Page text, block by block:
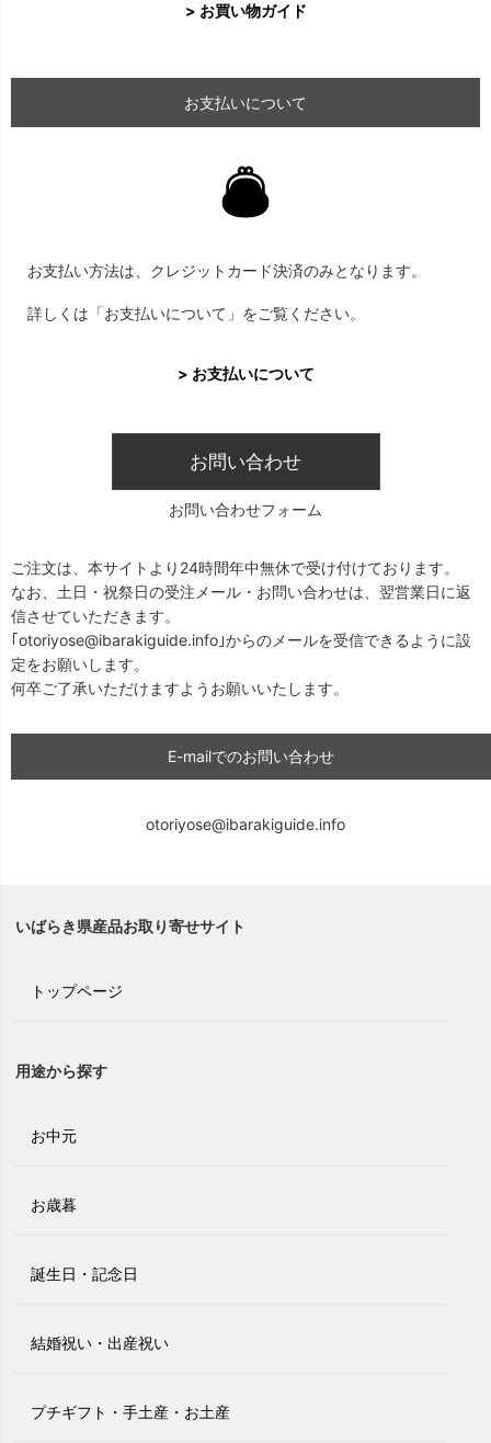
> お買い物ガイド
お支払いについて
お支払い方法は、クレジットカード決済のみとなります。
詳しくは「お支払いについて」をご覧ください。
> お支払いについて
お問い合わせ
お問い合わせフォーム
ご注文は、本サイトより24時間年中無休で受け付けております。
なお、土日・祝祭日の受注メール・お問い合わせは、翌営業日に返
信させていただきます。
｢otoriyose@ibarakiguide.info｣からのメールを受信できるように設
定をお願いします。
何卒ご了承いただけますようお願いいたします。
E-mailでのお問い合わせ
otoriyose@ibarakiguide.info
いばらき県産品お取り寄せサイト
トップページ
用途から探す
お中元
お歳暮
誕生日・記念日
結婚祝い・出産祝い
プチギフト・手土産・お土産